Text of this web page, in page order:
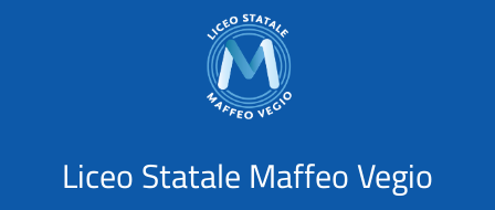
Liceo Statale Maffeo Vegio
Cerca